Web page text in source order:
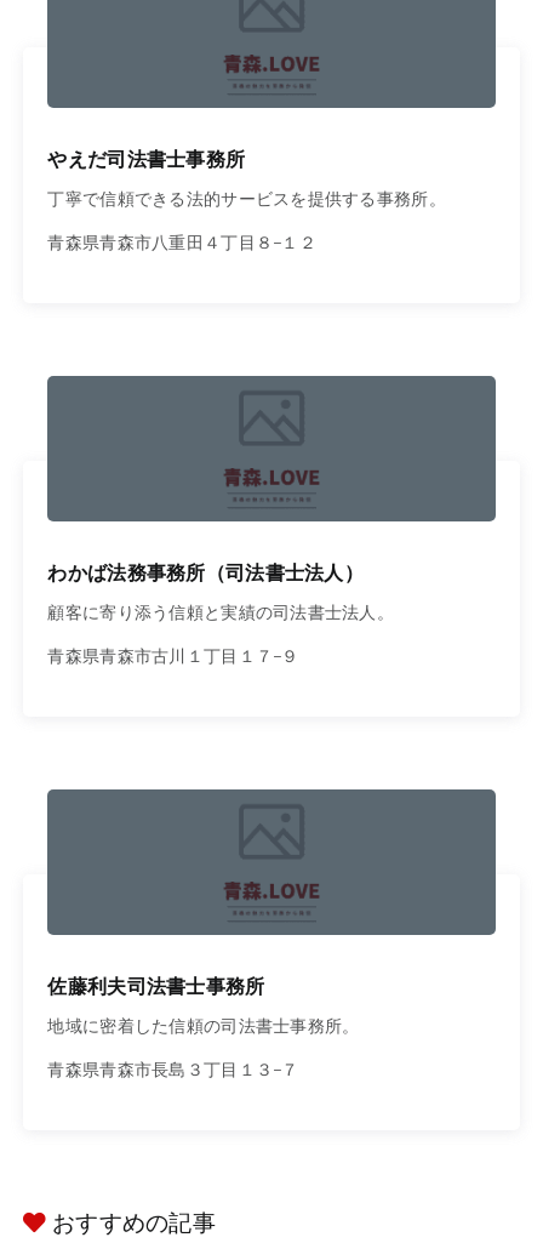
やえだ司法書士事務所
丁寧で信頼できる法的サービスを提供する事務所。
青森県青森市八重田４丁目８−１２
わかば法務事務所（司法書士法人）
顧客に寄り添う信頼と実績の司法書士法人。
青森県青森市古川１丁目１７−９
佐藤利夫司法書士事務所
地域に密着した信頼の司法書士事務所。
青森県青森市長島３丁目１３−７
おすすめの記事